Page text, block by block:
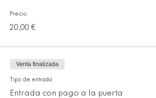
Precio
20,00 €
Venta finalizada
Tipo de entrada
Entrada con pago a la puerta